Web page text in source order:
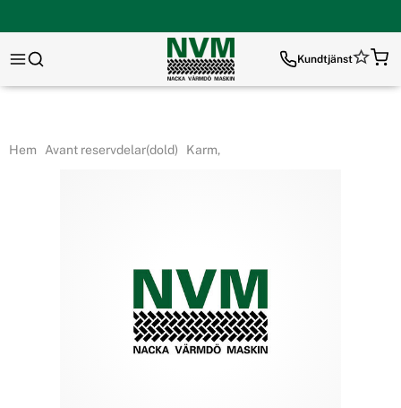
Kundtjänst
Hem Avant reservdelar(dold) Karm,